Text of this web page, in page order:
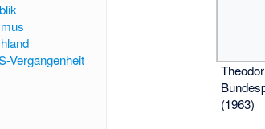
(1963)
Vergangenheit